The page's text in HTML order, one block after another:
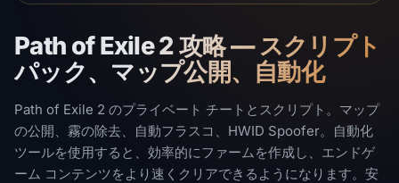
Path of Exile 2 攻略 — スクリプト
パック、マップ公開、自動化
Path of Exile 2 のプライベート チートとスクリプト。マップ
の公開、霧の除去、自動フラスコ、HWID Spoofer。自動化
ツールを使用すると、効率的にファームを作成し、エンドゲ
ーム コンテンツをより速くクリアできるようになります。安